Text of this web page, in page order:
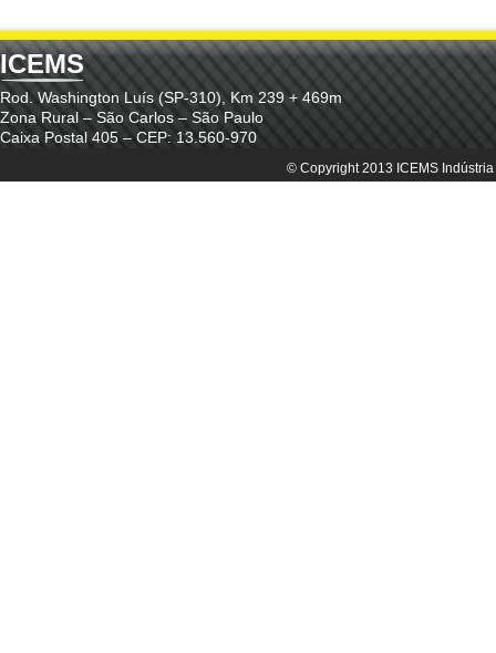
ICEMS
Rod. Washington Luís (SP-310), Km 239 + 469m
Zona Rural – São Carlos – São Paulo
Caixa Postal 405 – CEP: 13.560-970
© Copyright 2013 ICEMS